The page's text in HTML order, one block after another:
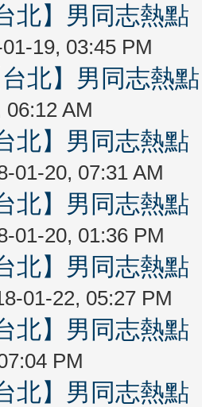
北】男同志熱
19, 03:45 PM
北】男同志熱
AM
北】男同志熱
01-20, 07:31 AM
北】男同志熱
01-20, 01:36 PM
北】男同志熱
01-22, 05:27 PM
北】男同志熱
PM
北】男同志熱